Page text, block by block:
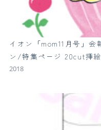
イオン「mom11月号」
ン/特集ページ 20cut挿絵
2018